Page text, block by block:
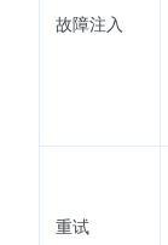
故障注入
重试